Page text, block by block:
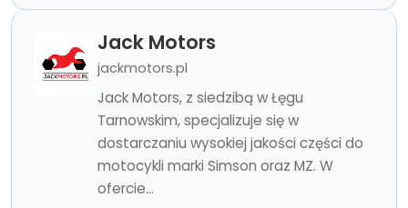
Jack Motors
jackmotors.pl
Jack Motors, z siedzibą w Łęgu
Tarnowskim, specjalizuje się w
dostarczaniu wysokiej jakości części do
motocykli marki Simson oraz MZ. W
ofercie...